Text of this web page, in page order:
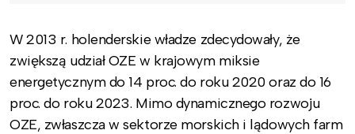
W 2013 r. holenderskie władze zdecydowały, że
zwiększą udział OZE w krajowym miksie
energetycznym do 14 proc. do roku 2020 oraz do 16
proc. do roku 2023. Mimo dynamicznego rozwoju
OZE, zwłaszcza w sektorze morskich i lądowych farm